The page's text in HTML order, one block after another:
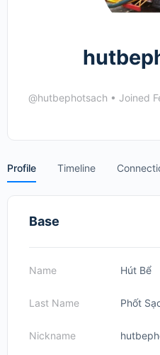
@hutbephotsach • Joined
Profile Timeline
Base
Name Hút Bể
Last Name Phốt
Nickname